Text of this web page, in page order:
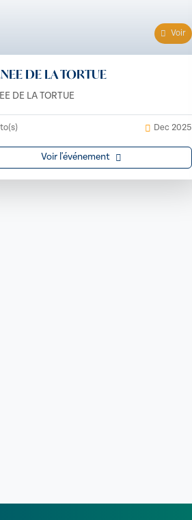
Voir
DE LA TORTUE
DE LA TORTUE
Dec 2025
Voir l'événement